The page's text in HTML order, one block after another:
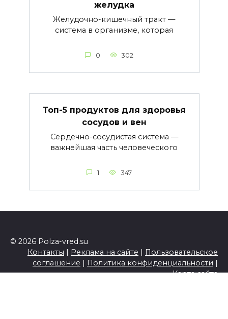
желудка
Желудочно-кишечный тракт —
система в организме, которая
0 302
Топ-5 продуктов для здоровья
сосудов и вен
Сердечно-сосудистая система —
важнейшая часть человеческого
1 347
© 2026 Polza-vred.su
Контакты | Реклама на сайте | Пользовательское
соглашение | Политика конфиденциальности |
Карта сайта